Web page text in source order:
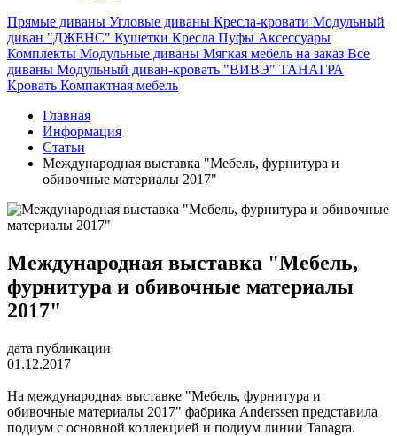
Прямые диваны Угловые диваны Кресла-кровати Модульный
диван "ДЖЕНС" Кушетки Кресла Пуфы Аксессуары
Комплекты Модульные диваны Мягкая мебель на заказ Все
диваны Модульный диван-кровать "ВИВЭ" ТАНАГРА
Кровать Компактная мебель
Главная
Информация
Статьи
Международная выставка "Мебель, фурнитура и
обивочные материалы 2017"
Международная выставка "Мебель,
фурнитура и обивочные материалы
2017"
дата публикации
01.12.2017
На международная выставке "Мебель, фурнитура и
обивочные материалы 2017" фабрика Anderssen представила
подиум с основной коллекцией и подиум линии Tanagra.